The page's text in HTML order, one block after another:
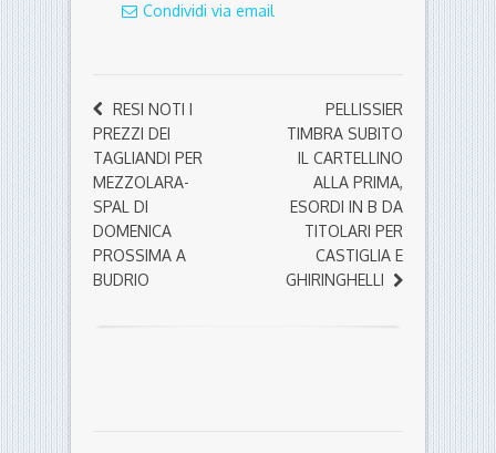
Condividi via email
RESI NOTI I
PREZZI DEI
TAGLIANDI PER
MEZZOLARA-
SPAL DI
DOMENICA
PROSSIMA A
BUDRIO
PELLISSIER
TIMBRA SUBITO
IL CARTELLINO
ALLA PRIMA,
ESORDI IN B DA
TITOLARI PER
CASTIGLIA E
GHIRINGHELLI